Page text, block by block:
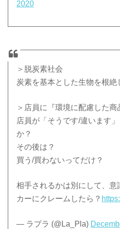
2020
＞脱炭素社会
炭素を基本とした生物を根絶
＞店員に『環境に配慮した
店員が「そうです/違います
か？
その後は？
買う/買わないってだけ？
相手されるかは別にして、意
カーにクレームしたら？
— ラプラ (@La_Pla)